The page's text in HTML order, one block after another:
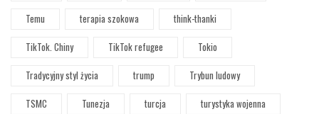
Temu
terapia szokowa
think-thanki
TikTok. Chiny
TikTok refugee
Tokio
Tradycyjny styl życia
trump
Trybun ludowy
TSMC
Tunezja turcja
turystyka wojenna